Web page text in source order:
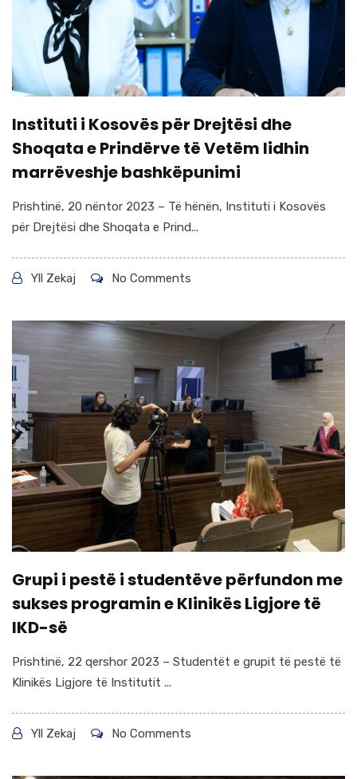
Instituti i Kosovës për Drejtësi dhe
Shoqata e Prindërve të Vetëm lidhin
marrëveshje bashkëpunimi
Prishtinë, 20 nëntor 2023 – Të hënën, Instituti i Kosovës
për Drejtësi dhe Shoqata e Prind...
Yll Zekaj No Comments
Grupi i pestë i studentëve përfundon me
sukses programin e Klinikës Ligjore të
IKD-së
Prishtinë, 22 qershor 2023 – Studentët e grupit të pestë të
Klinikës Ligjore të Institutit ...
Yll Zekaj No Comments